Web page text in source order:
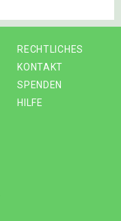
RECHTLICHES
KONTAKT
SPENDEN
HILFE